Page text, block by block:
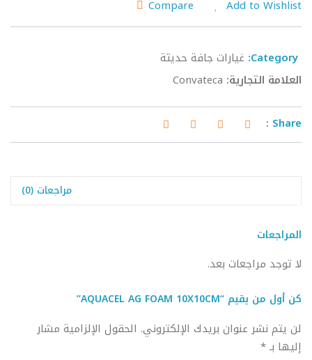
Add to Wishlist
Compare
Category: غيارات جافة حديثة
العلامة التجارية: Convateca
Share :
مراجعات (0)
المراجعات
لا توجد مراجعات بعد.
كن أول من يقيم “AQUACEL AG FOAM 10X10CM”
لن يتم نشر عنوان بريدك الإلكتروني. الحقول الإلزامية مشار
إليها بـ*